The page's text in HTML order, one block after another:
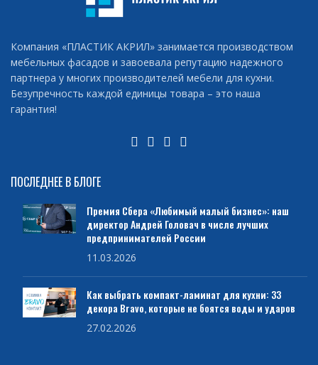
Компания «ПЛАСТИК АКРИЛ» занимается производством
мебельных фасадов и завоевала репутацию надежного
партнера у многих производителей мебели для кухни.
Безупречность каждой единицы товара – это наша
гарантия!
ПОСЛЕДНЕЕ В БЛОГЕ
Премия Сбера «Любимый малый бизнес»: наш
директор Андрей Головач в числе лучших
предпринимателей России
11.03.2026
Как выбрать компакт-ламинат для кухни: 33
декора Bravo, которые не боятся воды и ударов
27.02.2026